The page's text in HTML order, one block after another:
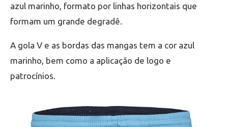
azul marinho, formato por linhas horizontais que
formam um grande degradê.
A gola V e as bordas das mangas tem a cor azul
marinho, bem como a aplicação de logo e
patrocínios.